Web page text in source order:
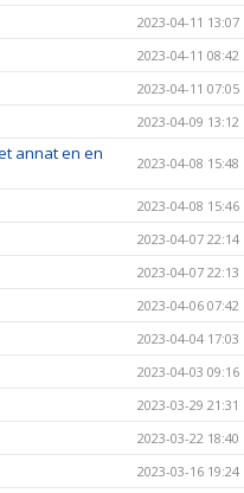
2023-04-11 13:07
2023-04-11 08:42
2023-04-11 07:05
2023-04-09 13:12
annat en en
2023-04-08 15:48
2023-04-08 15:46
2023-04-07 22:14
2023-04-07 22:13
2023-04-06 07:42
2023-04-04 17:03
2023-04-03 09:16
2023-03-29 21:31
2023-03-22 18:40
2023-03-16 19:24